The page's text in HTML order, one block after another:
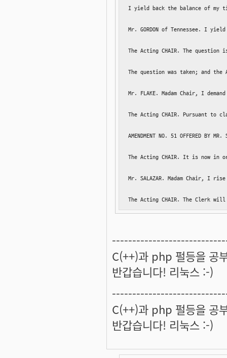
I yield back the balance of my
Mr. GORDON of Tennessee. I
The Acting CHAIR. The question
The question was taken; and
Mr. FLAKE. Madam Chair, I
The Acting CHAIR. Pursuant to
AMENDMENT NO. 51 OFFERED BY MR.
The Acting CHAIR. It is now in
Mr. SALAZAR. Madam Chair, I
The Acting CHAIR. The Clerk will
C(++)과 php 펄등을 공
반갑습니다! 리눅스 :-)
C(++)과 php 펄등을 공
반갑습니다! 리눅스 :-)